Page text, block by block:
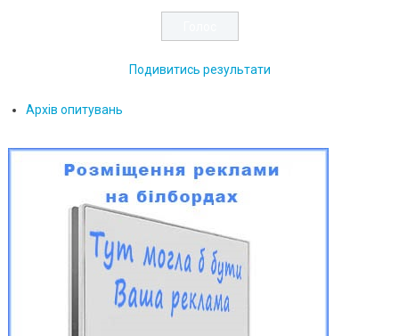
Подивитись результати
Архів опитувань